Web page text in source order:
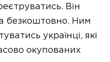
Він
безкоштовно. Ним
українці, які
окупованих